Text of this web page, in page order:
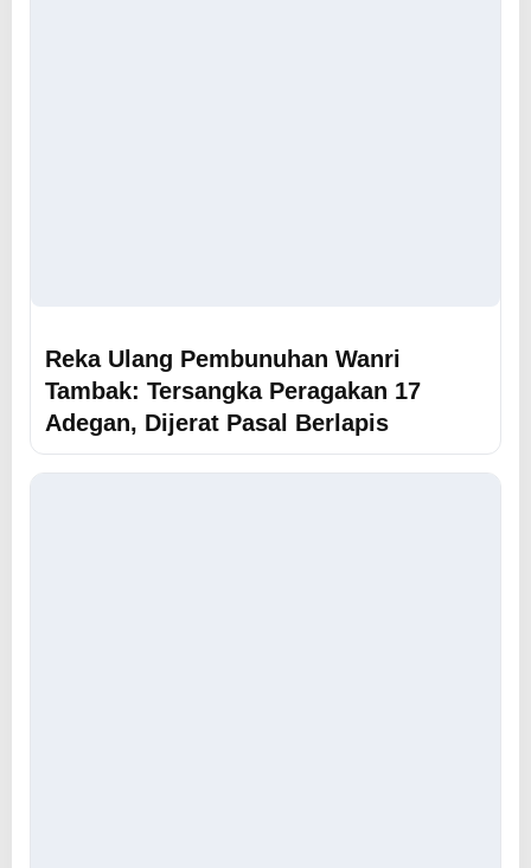
Reka Ulang Pembunuhan Wanri
Tambak: Tersangka Peragakan 17
Adegan, Dijerat Pasal Berlapis